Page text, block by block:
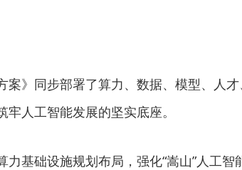
案》同步部署了算力、数据、模型、人才
人工智能发展的坚实底座。
基础设施规划布局，强化“嵩山”人工智